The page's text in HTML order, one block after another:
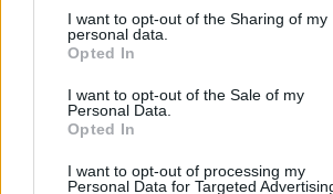
I want to opt-out of the Sharing of my
personal data.
Opted In
I want to opt-out of the Sale of my
Personal Data.
Opted In
I want to opt-out of processing my
Personal Data for Targeted
Sommarvärmen fanns där hela tiden och
och med för varmt för att locka maximalt
fall under eftermiddagen.
– Jag tror det var lite för bra väder,
Pine Ridge.